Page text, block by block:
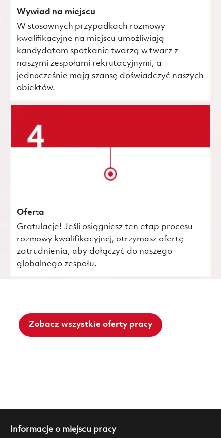
Wywiad na miejscu
W stosownych przypadkach rozmowy
kwalifikacyjne na miejscu umożliwiają
kandydatom spotkanie twarzą w twarz z
naszymi zespołami rekrutacyjnymi, a
jednocześnie mają szansę doświadczyć naszych
obiektów.
Oferta
Gratulacje! Jeśli osiągniesz ten etap procesu
rozmowy kwalifikacyjnej, otrzymasz ofertę
zatrudnienia, aby dołączyć do naszego
globalnego zespołu.
Zobacz wszystkie oferty pracy
Informacje o miejscu pracy